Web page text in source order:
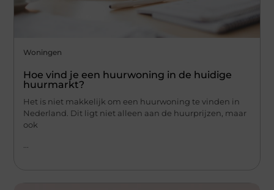
Woningen
Hoe vind je een huurwoning in de huidige
huurmarkt?
Het is niet makkelijk om een huurwoning te vinden in
Nederland. Dit ligt niet alleen aan de huurprijzen, maar
ook
...